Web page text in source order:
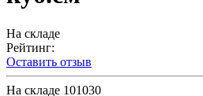
На складе
Рейтинг:
Оставить отзыв
На складе 101030